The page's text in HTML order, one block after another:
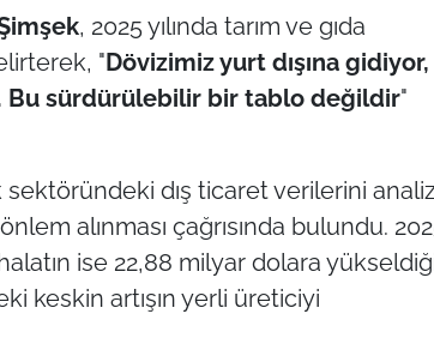
, 2025 yılında tarım ve gıda
"Dövizimiz yurt dışına gidiyor,
Bu sürdürülebilir bir tablo değildir"
sektöründeki dış ticaret verilerini
alınması çağrısında bulundu.
ise 22,88 milyar dolara
keskin artışın yerli üreticiyi